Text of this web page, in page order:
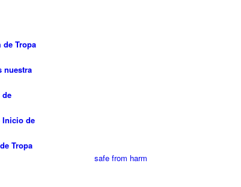
de Tropa
nuestra
de
Inicio de
Tropa